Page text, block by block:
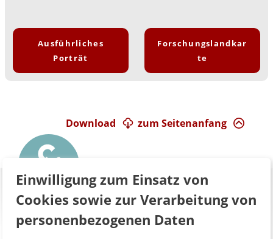
Ausführliches
Porträt
Forschungslandkar
te
zum Seitenanfang
Download
Einwilligung zum Einsatz von
Cookies sowie zur Verarbeitung von
personenbezogenen Daten